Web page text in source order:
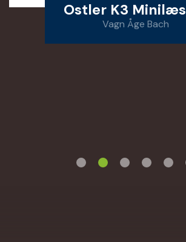
Ostler K3 Minilæsser
Vagn Åge Bach